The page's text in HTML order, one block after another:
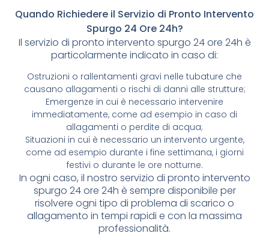
Quando Richiedere il Servizio di Pronto Intervento
Spurgo 24 Ore 24h?
Il servizio di pronto intervento spurgo 24 ore 24h è
particolarmente indicato in caso di:
Ostruzioni o rallentamenti gravi nelle tubature che
causano allagamenti o rischi di danni alle strutture;
Emergenze in cui è necessario intervenire
immediatamente, come ad esempio in caso di
allagamenti o perdite di acqua;
Situazioni in cui è necessario un intervento urgente,
come ad esempio durante i fine settimana, i giorni
festivi o durante le ore notturne.
In ogni caso, il nostro servizio di pronto intervento
spurgo 24 ore 24h è sempre disponibile per
risolvere ogni tipo di problema di scarico o
allagamento in tempi rapidi e con la massima
professionalità.